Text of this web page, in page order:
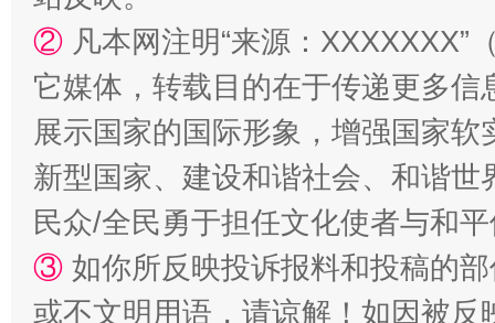
国家大学科技园优化重塑工作
② 凡本网注明“来源：
它媒体，转载目的在于传递更多
展示国家的国际形象，增强国家
新型国家、建设和谐社会、和谐
民众/全民勇于担任文化使者与和
③ 如你所反映投诉报料和投稿的
或不文明用语，请谅解！如因被